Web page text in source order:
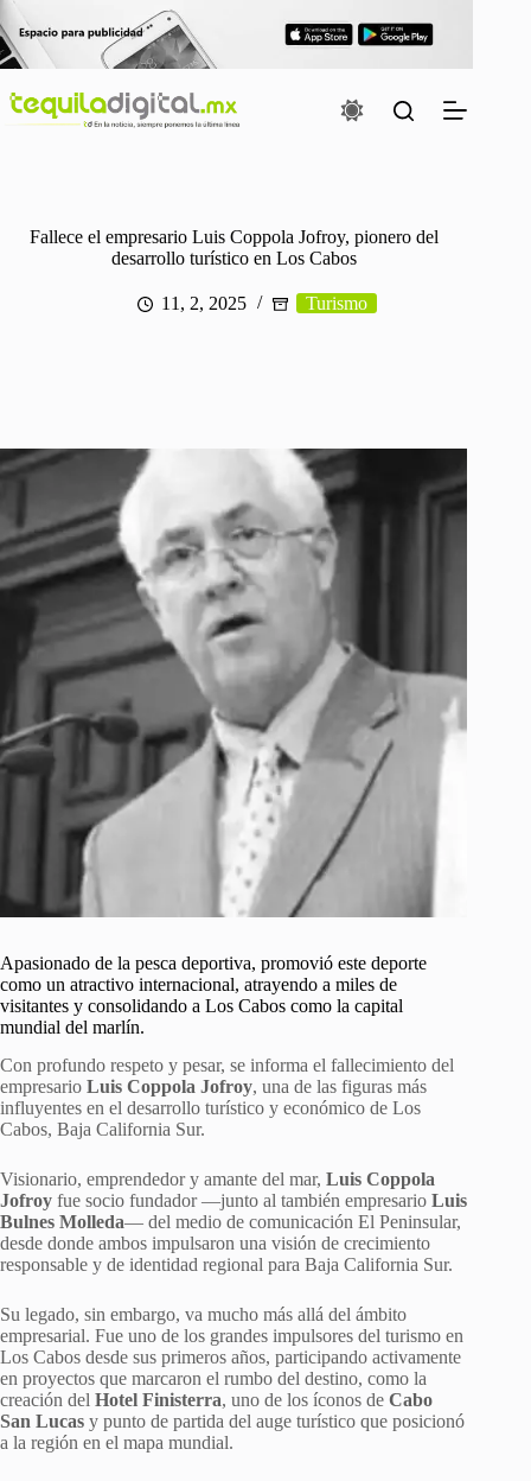
Saltar
al
contenido
Fallece el empresario Luis Coppola Jofroy, pionero del
desarrollo turístico en Los Cabos
11, 2, 2025 Turismo
Apasionado de la pesca deportiva, promovió este deporte
como un atractivo internacional, atrayendo a miles de
visitantes y consolidando a Los Cabos como la capital
mundial del marlín.
Con profundo respeto y pesar, se informa el fallecimiento del
empresario Luis Coppola Jofroy, una de las figuras más
influyentes en el desarrollo turístico y económico de Los
Cabos, Baja California Sur.
Visionario, emprendedor y amante del mar, Luis Coppola
Jofroy fue socio fundador —junto al también empresario Luis
Bulnes Molleda— del medio de comunicación El Peninsular,
desde donde ambos impulsaron una visión de crecimiento
responsable y de identidad regional para Baja California Sur.
Su legado, sin embargo, va mucho más allá del ámbito
empresarial. Fue uno de los grandes impulsores del turismo en
Los Cabos desde sus primeros años, participando activamente
en proyectos que marcaron el rumbo del destino, como la
creación del Hotel Finisterra, uno de los íconos de Cabo
San Lucas y punto de partida del auge turístico que posicionó
a la región en el mapa mundial.